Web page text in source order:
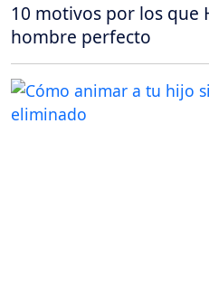
10 motivos por los que
hombre perfecto